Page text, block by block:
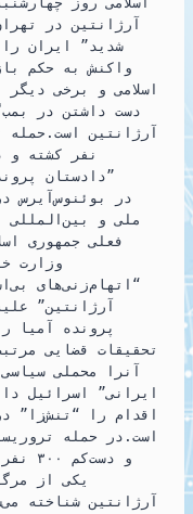
آرژانتین در
شدید” ایران
واکنش به حکم
اسلامی و برخی
دادستان
ملی و بین‌المللی
فعلی جمهوری
وزارت
“اتهام‌زنی‌های
آرژانتین”
پرونده آمیا
تحقیقات قضایی
آنرا محملی
ایرانی” اسرائیل
اقدام را “تنش‌زا”
و
یکی از
آرژانتین شناخته